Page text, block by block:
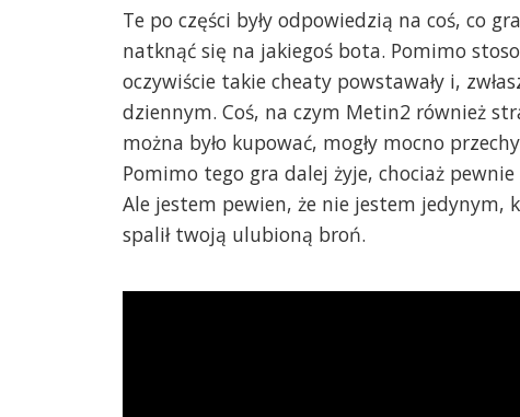
Te po części były odpowiedzią na coś, co
natknąć się na jakiegoś bota. Pomimo
oczywiście takie cheaty powstawały i,
dziennym. Coś, na czym Metin2 również
można było kupować, mogły mocno
Pomimo tego gra dalej żyje, chociaż
Ale jestem pewien, że nie jestem
spalił twoją ulubioną broń.